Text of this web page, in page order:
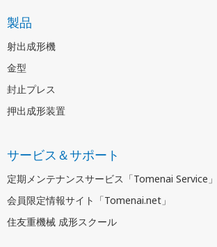
製品
射出成形機
金型
封止プレス
押出成形装置
サービス＆サポート
定期メンテナンスサービス「Tomenai Service」
会員限定情報サイト「Tomenai.net」
住友重機械 成形スクール